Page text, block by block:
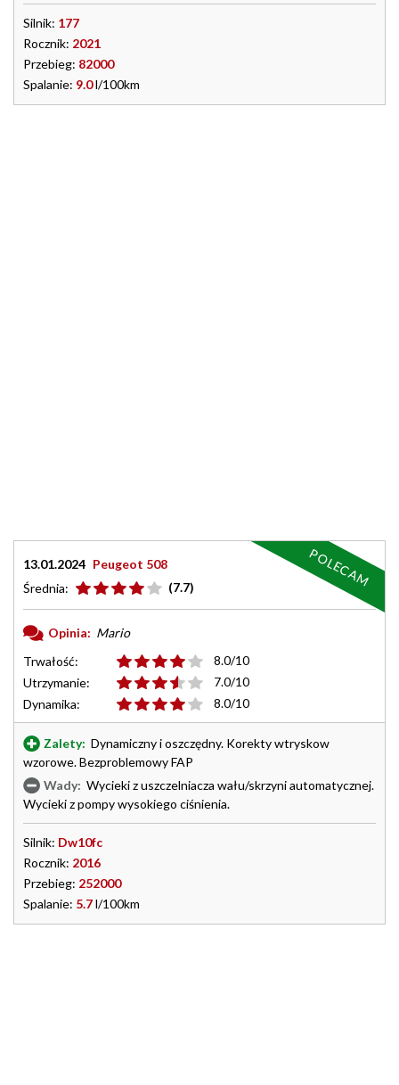
Silnik: 177
Rocznik: 2021
Przebieg: 82000
Spalanie: 9.0l/100km
13.01.2024 Peugeot 508
Średnia:
(7.7)
Opinia: Mario
Trwałość:
8.0/10
Utrzymanie:
7.0/10
Dynamika:
8.0/10
Zalety: Dynamiczny i oszczędny. Korekty wtryskow
wzorowe. Bezproblemowy FAP
Wady: Wycieki z uszczelniacza wału/skrzyni automatycznej.
Wycieki z pompy wysokiego ciśnienia.
Silnik: Dw10fc
Rocznik: 2016
Przebieg: 252000
Spalanie: 5.7l/100km
POLECAM